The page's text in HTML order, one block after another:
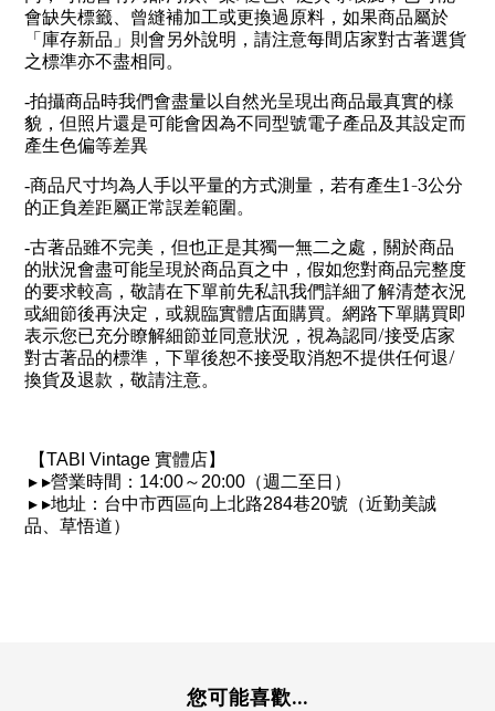
會缺失標籤、曾縫補加工或更換過原料，如果商品屬於
「庫存新品」則會另外說明，請注意每間店家對古著選貨
之標準亦不盡相同。
-拍攝商品時我們會盡量以自然光呈現出商品最真實的樣
貌，但照片還是可能會因為不同型號電子產品及其設定而
產生色偏等差異
-商品尺寸均為人手以平量的方式測量，若有產生1-3公分
的正負差距屬正常誤差範圍。
-古著品雖不完美，但也正是其獨一無二之處，關於商品
的狀況會盡可能呈現於商品頁之中，假如您對商品完整度
的要求較高，敬請在下單前先私訊我們詳細了解清楚衣況
或細節後再決定，或親臨實體店面購買。網路下單購買即
表示您已充分瞭解細節並同意狀況，視為認同/接受店家
對古著品的標準，下單後恕不接受取消恕不提供任何退/
換貨及退款，敬請注意。
【TABI Vintage 實體店】
▸ ▸營業時間： 14:00～ 20:00 （週二至日）
▸ ▸地址：台中市西區向上北路284巷20號（近勤美誠
品、草悟道）
您可能喜歡...